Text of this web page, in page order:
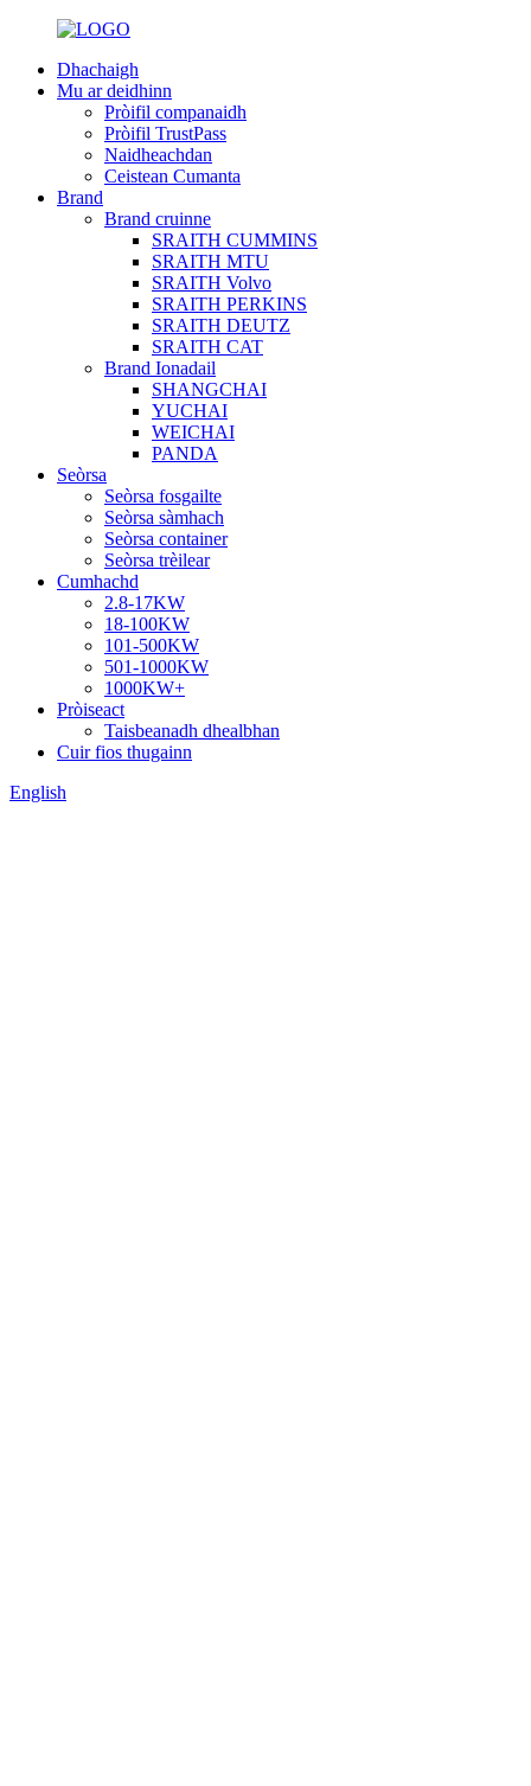
Dhachaigh
Mu ar deidhinn
Pròifil companaidh
Pròifil TrustPass
Naidheachdan
Ceistean Cumanta
Brand
Brand cruinne
SRAITH CUMMINS
SRAITH MTU
SRAITH Volvo
SRAITH PERKINS
SRAITH DEUTZ
SRAITH CAT
Brand Ionadail
SHANGCHAI
YUCHAI
WEICHAI
PANDA
Seòrsa
Seòrsa fosgailte
Seòrsa sàmhach
Seòrsa container
Seòrsa trèilear
Cumhachd
2.8-17KW
18-100KW
101-500KW
501-1000KW
1000KW+
Pròiseact
Taisbeanadh dhealbhan
Cuir fios thugainn
English